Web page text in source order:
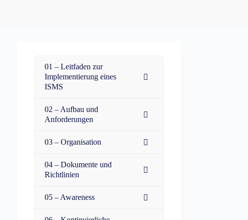
01 – Leitfaden zur
Implementierung eines
ISMS
02 – Aufbau und
Anforderungen
03 – Organisation
04 – Dokumente und
Richtlinien
05 – Awareness